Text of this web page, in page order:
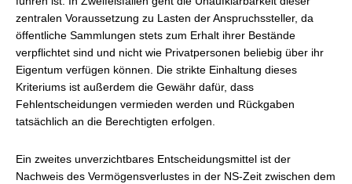
zentralen Voraussetzung zu Lasten der Anspruchssteller, da
öffentliche Sammlungen stets zum Erhalt ihrer Bestände
verpflichtet sind und nicht wie Privatpersonen beliebig über ihr
Eigentum verfügen können. Die strikte Einhaltung dieses
Kriteriums ist außerdem die Gewähr dafür, dass
Fehlentscheidungen vermieden werden und Rückgaben
tatsächlich an die Berechtigten erfolgen.
Ein zweites unverzichtbares Entscheidungsmittel ist der
Nachweis des Vermögensverlustes in der NS-Zeit zwischen dem